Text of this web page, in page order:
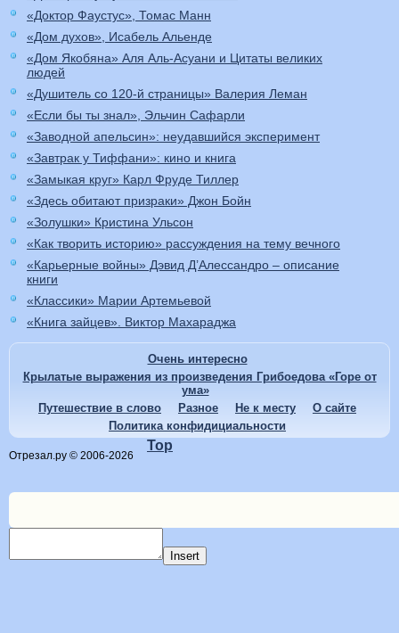
«Доктор Фаустус», Томас Манн
«Дом духов», Исабель Альенде
«Дом Якобяна» Аля Аль-Асуани и Цитаты великих
людей
«Душитель со 120-й страницы» Валерия Леман
«Если бы ты знал», Эльчин Сафарли
«Заводной апельсин»: неудавшийся эксперимент
«Завтрак у Тиффани»: кино и книга
«Замыкая круг» Карл Фруде Тиллер
«Здесь обитают призраки» Джон Бойн
«Золушки» Кристина Ульсон
«Как творить историю» рассуждения на тему вечного
«Карьерные войны» Дэвид Д’Алессандро – описание
книги
«Классики» Марии Артемьевой
«Книга зайцев». Виктор Махараджа
Очень интересно
Крылатые выражения из произведения Грибоедова «Горе от
ума»
Путешествие в слово
Разное Не к месту
О сайте
Политика конфидициальности
Отрезал.ру © 2006-2026
Top
Insert